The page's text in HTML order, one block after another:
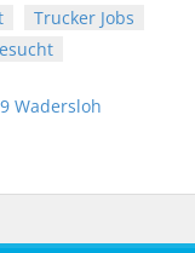
Trucker Jobs
Wadersloh